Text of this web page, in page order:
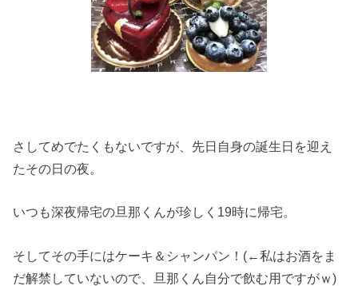
さしてめでたくもないですが、先日自身の誕生日を迎え
たその日の夜。
いつも深夜帰宅の旦那くんが珍しく19時に帰宅。
そしてその手にはケーキ＆シャンパン！(←私はお酒をま
だ解禁していないので、旦那くん自分で飲む用ですがｗ)